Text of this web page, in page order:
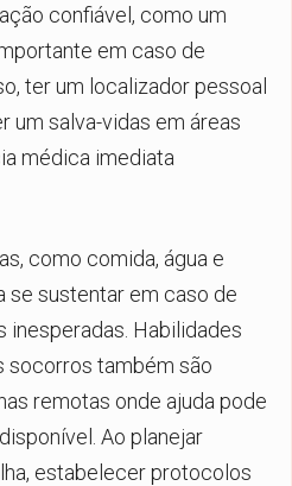
confiável, como um
em caso de
ter um localizador pessoal
um salva-vidas em áreas
médica imediata
como comida, água e
se sustentar em caso de
inesperadas. Habilidades
socorros também são
remotas onde ajuda pode
Ao planejar
estabelecer protocolos